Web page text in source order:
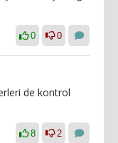
0 0
de kontrol
8 2